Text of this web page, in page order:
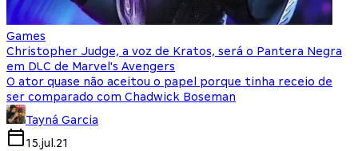
Games
Christopher Judge, a voz de Kratos, será o Pantera Negra
em DLC de Marvel's Avengers
O ator quase não aceitou o papel porque tinha receio de
ser comparado com Chadwick Boseman
Tayná Garcia
15.jul.21